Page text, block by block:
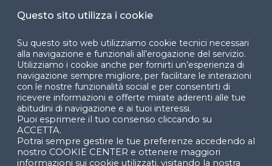
© 2024 Copyright © Politecnico di Milano Dipartimento
di Ingegneria Gestionale
Questo sito utilizza i cookie
Su questo sito web utilizziamo cookie tecnici necessari
alla navigazione e funzionali all’erogazione del servizio.
Utilizziamo i cookie anche per fornirti un’esperienza di
navigazione sempre migliore, per facilitare le interazioni
con le nostre funzionalità social e per consentirti di
ricevere informazioni e offerte mirate aderenti alle tue
abitudini di navigazione e ai tuoi interessi.
Puoi esprimere il tuo consenso cliccando su
ACCETTA.
Potrai sempre gestire le tue preferenze accedendo al
nostro COOKIE CENTER e ottenere maggiori
informazioni sui cookie utilizzati, visitando la nostra